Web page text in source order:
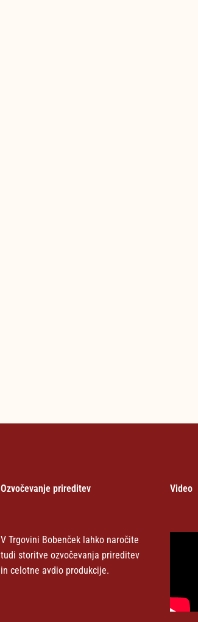
Ozvočevanje prireditev
V Trgovini Bobenček lahko naročite
tudi storitve ozvočevanja prireditev
in celotne avdio produkcije.
Video